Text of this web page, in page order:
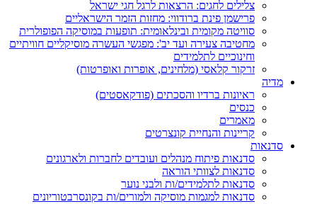
צלילים לחגים: הרצאות לרגל חגי ישראל
פרישמן פינת ברודווי: מחזות הזמר הישראליים
סוויטה מקומית ובינלאומית: תופעות במוסיקה הפופולרית
מחטיבה צעירה ועד יב': מפגשי העשרה מוסיקליים חוויתיים
וחינוכיים לתלמידים
זרקור קלאסי (מלחינים, אופרות ואופרטות)
מדיה
ראיונות ברדיו והסכתים (פודקאסטים)
כנסים
מאמרים
קריינות והנחיית קונצרטים
סדנאות
סדנאות פיתוח מנהלים ועובדים לחברות ולארגונים
סדנאות לצוותי הוראה
סדנאות לתלמידים/ות ולבני נוער
סדנאות למגמות מוסיקה ולמורים/ות בקונסרבטוריונים